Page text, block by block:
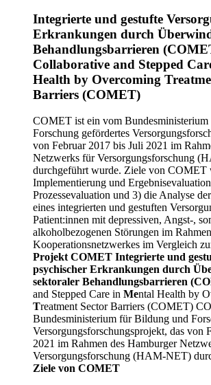
Integrierte und gestufte
Erkrankungen durch
Behandlungsbarrieren
Collaborative and Stepped
Health by Overcoming
Barriers (COMET)
COMET ist ein vom
Forschung gefördertes
von Februar 2017 bis Juli 2021 im
Netzwerks für Versorgungsforschung
durchgeführt wurde. Ziele von COMET
Implementierung und
Prozessevaluation und 3) die Analyse
eines integrierten und gestuften
Patient:innen mit depressiven, Angst-,
alkoholbezogenen Störungen im
Kooperationsnetzwerkes im Vergleich
Projekt COMET Integrierte und
psychischer Erkrankungen durch
sektoraler Behandlungsbarrieren
and Stepped Care in Mental Health by
Treatment Sector Barriers (COMET)
Bundesministerium für Bildung und
Versorgungsforschungsprojekt, das von
2021 im Rahmen des Hamburger
Versorgungsforschung (HAM-NET)
Ziele von COMET